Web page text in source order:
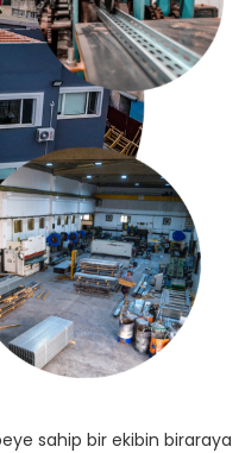
sahip bir ekibin biraraya